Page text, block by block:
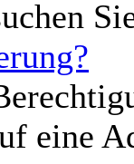
eine